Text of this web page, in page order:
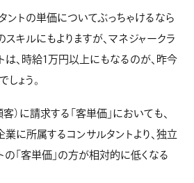
ントの単価についてぶっちゃけるなら
キルにもよりますが、マネジャークラ
は、時給1万円以上にもなるのが、昨今
ょう。
客）に請求する「客単価」においても、
に所属するコンサルタントより、独立
の「客単価」の方が相対的に低くなる